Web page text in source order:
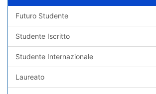
Futuro Studente
Studente Iscritto
Studente Internazionale
Laureato